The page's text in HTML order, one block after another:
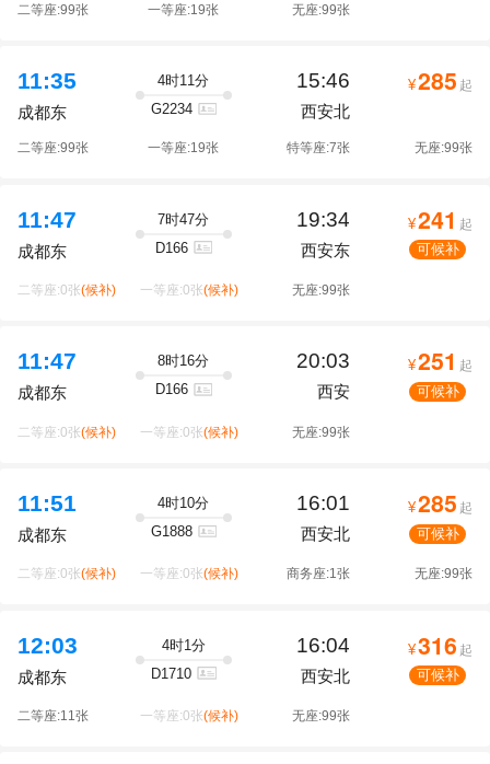
二等座:99张 一等座:19张 无座:99张
11:35
成都东
4时11分
G2234
15:46
西安北
¥285 起
二等座:99张 一等座:19张 特等座:7张 无座:99张
11:47
成都东
7时47分
D166
19:34
西安东
¥241 起
可候补
二等座:0张(候补) 一等座:0张(候补) 无座:99张
11:47
成都东
8时16分
D166
20:03
西安
¥251 起
可候补
二等座:0张(候补) 一等座:0张(候补) 无座:99张
11:51
成都东
4时10分
G1888
16:01
西安北
¥285 起
可候补
二等座:0张(候补) 一等座:0张(候补) 商务座:1张 无座:99张
12:03
成都东
4时1分
D1710
16:04
西安北
¥316 起
可候补
二等座:11张 一等座:0张(候补) 无座:99张